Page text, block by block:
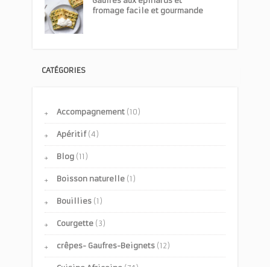
fromage facile et gourmande
CATÉGORIES
Accompagnement (10)
Apéritif(4)
Blog (11)
Boisson naturelle (1)
Bouillies (1)
Courgette (3)
crêpes- Gaufres-Beignets (12)